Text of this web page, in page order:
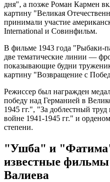
дня", а позже Роман Кармен
картину "Великая
принимали участие
International и Совинфильм.
В фильме 1943 года "Рыбаки-
две тематические линии —
показывающие будни
картину "Возвращение с
Режиссер был награжден
победу над Германией в
1945 гг.", "За доблестный
войне 1941-1945 гг." и
степени.
"Ушба" и
известные
Валиева